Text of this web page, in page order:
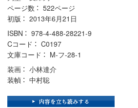
ページ数
522ページ
初版
2013年6月21日
ISBN
978-4-488-28221-9
Cコード
C0197
文庫コード
M-フ-28-1
装画
小林達介
装幀
中村聡